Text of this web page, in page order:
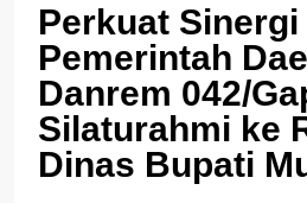
Perkuat Sinergi
Pemerintah
Danrem 042/
Silaturahmi ke
Dinas Bupati